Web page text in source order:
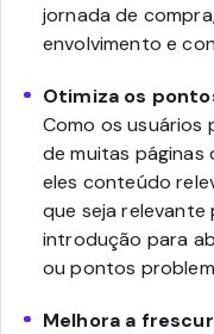
jornada de
envolvimento e
Otimiza os
Como os usuários
de muitas
eles conteúdo
que seja
introdução para
ou pontos
Melhora a